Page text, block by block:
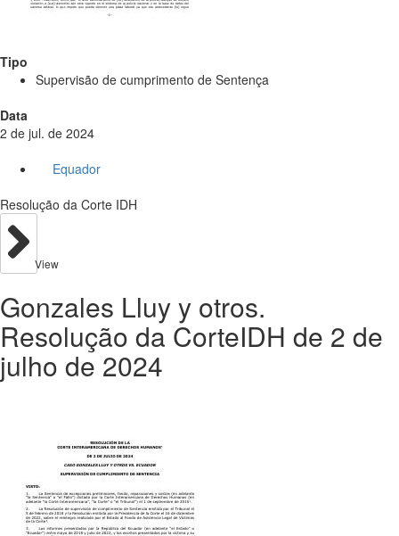
Tipo
Supervisão de cumprimento de Sentença
Data
2 de jul. de 2024
Equador
Resolução da Corte IDH
View
Gonzales Lluy y otros.
Resolução da CorteIDH de 2 de
julho de 2024